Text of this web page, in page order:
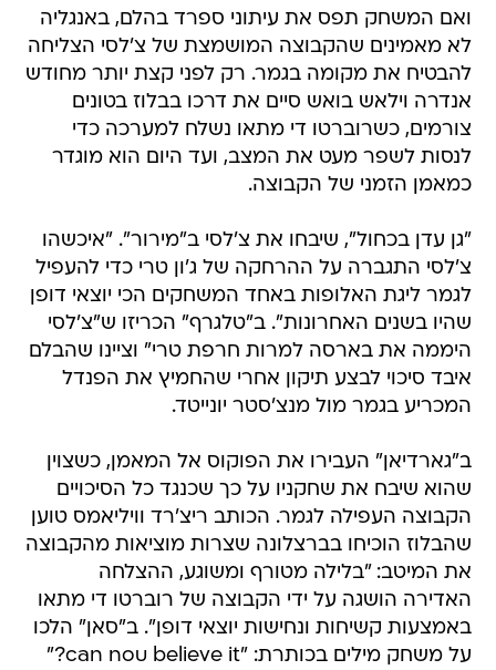
ואם המשחק תפס את עיתוני ספרד בהלם, באנגליה
לא מאמינים שהקבוצה המושמצת של צ'לסי הצליחה
להבטיח את מקומה בגמר. רק לפני קצת יותר מחודש
אנדרה וילאש בואש סיים את דרכו בבלוז בטונים
צורמים, כשרוברטו די מתאו נשלח למערכה כדי
לנסות לשפר מעט את המצב, ועד היום הוא מוגדר
כמאמן הזמני של הקבוצה.
"גן עדן בכחול", שיבחו את צ'לסי ב"מירור". "איכשהו
צ'לסי התגברה על ההרחקה של ג'ון טרי כדי להעפיל
לגמר ליגת האלופות באחד המשחקים הכי יוצאי דופן
שהיו בשנים האחרונות". ב"טלגרף" הכריזו ש"צ'לסי
היממה את בארסה למרות חרפת טרי" וציינו שהבלם
איבד סיכוי לבצע תיקון אחרי שהחמיץ את הפנדל
המכריע בגמר מול מנצ'סטר יונייטד.
ב"גארדיאן" העבירו את הפוקוס אל המאמן, כשצוין
שהוא שיבח את שחקניו על כך שכנגד כל הסיכויים
הקבוצה העפילה לגמר. הכותב ריצ'רד וויליאמס טוען
שהבלוז הוכיחו בברצלונה שצרות מוציאות מהקבוצה
את המיטב: "בלילה מטורף ומשוגע, ההצלחה
האדירה הושגה על ידי הקבוצה של רוברטו די מתאו
באמצעות קשיחות ונחישות יוצאי דופן". ב"סאן" הלכו
על משחק מילים בכותרת: "can nou believe it?"